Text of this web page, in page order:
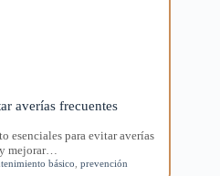
averías frecuentes
esenciales para evitar averías
y mejorar…
básico prevención